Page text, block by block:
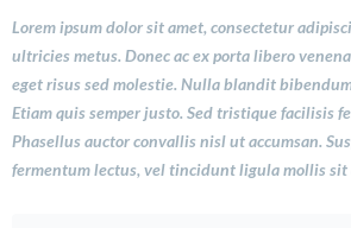
Lorem ipsum dolor sit amet, consectetur
ultricies metus. Donec ac ex porta libero
eget risus sed molestie. Nulla blandit
Etiam quis semper justo. Sed tristique facilisis
Phasellus auctor convallis nisl ut accumsan.
fermentum lectus, vel tincidunt ligula mollis sit